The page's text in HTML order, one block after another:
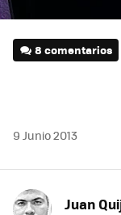
8 comentarios
9 Junio 2013
Juan